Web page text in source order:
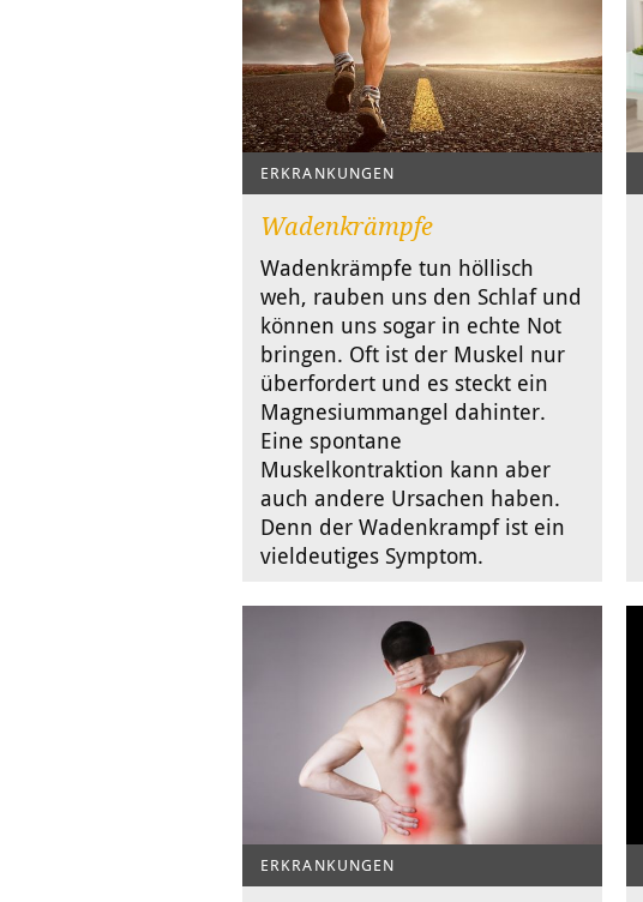
ERKRANKUNGEN
Wadenkrämpfe
Wadenkrämpfe tun höllisch
weh, rauben uns den Schlaf und
können uns sogar in echte Not
bringen. Oft ist der Muskel nur
überfordert und es steckt ein
Magnesiummangel dahinter.
Eine spontane
Muskelkontraktion kann aber
auch andere Ursachen haben.
Denn der Wadenkrampf ist ein
vieldeutiges Symptom.
ERKRANKUNGEN